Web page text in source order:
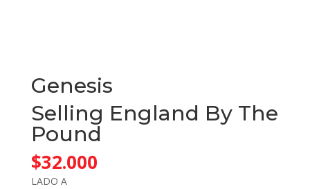
Genesis
Selling England By The
Pound
$32.000
LADO A